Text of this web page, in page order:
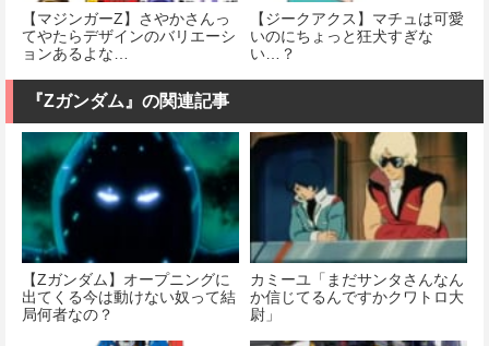
【マジンガーΖ】さやかさんっ
てやたらデザインのバリエーシ
ョンあるよな…
【ジークアクス】マチュは可愛
いのにちょっと狂犬すぎな
い…？
『Ζガンダム』の関連記事
【Ζガンダム】オープニングに
出てくる今は動けない奴って結
局何者なの？
カミーユ「まだサンタさんなん
か信じてるんですかクワトロ大
尉」